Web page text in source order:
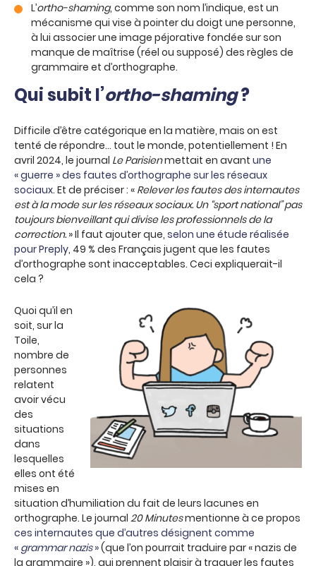
L’ortho-shaming, comme son nom l’indique, est un
mécanisme qui vise à pointer du doigt une personne,
à lui associer une image péjorative fondée sur son
manque de maîtrise (réel ou supposé) des règles de
grammaire et d’orthographe.
Qui subit l’ortho-shaming?
Difficile d’être catégorique en la matière, mais on est
tenté de répondre… tout le monde, potentiellement ! En
avril 2024, le journal Le Parisienmettait en avant une
« guerre » des fautes d’orthographe sur les réseaux
sociaux. Et de préciser : « Relever les fautes des internautes
est à la mode sur les réseaux sociaux. Un “sport national” pas
toujours bienveillant qui divise les professionnels de la
correction.» Il faut ajouter que, selon une étude réalisée
pour Preply, 49 % des Français jugent que les fautes
d’orthographe sont inacceptables. Ceci expliquerait-il
cela ?
Quoi qu’il en
soit, sur la
Toile,
nombre de
personnes
relatent
avoir vécu
des
situations
dans
lesquelles
elles ont été
mises en
situation d’humiliation du fait de leurs lacunes en
orthographe. Le journal 20 Minutesmentionne à ce propos
ces internautes que d’autres désignent comme
« grammar nazis»(que l’on pourrait traduire par « nazis de
la grammaire »), qui prennent plaisir à traquer les fautes